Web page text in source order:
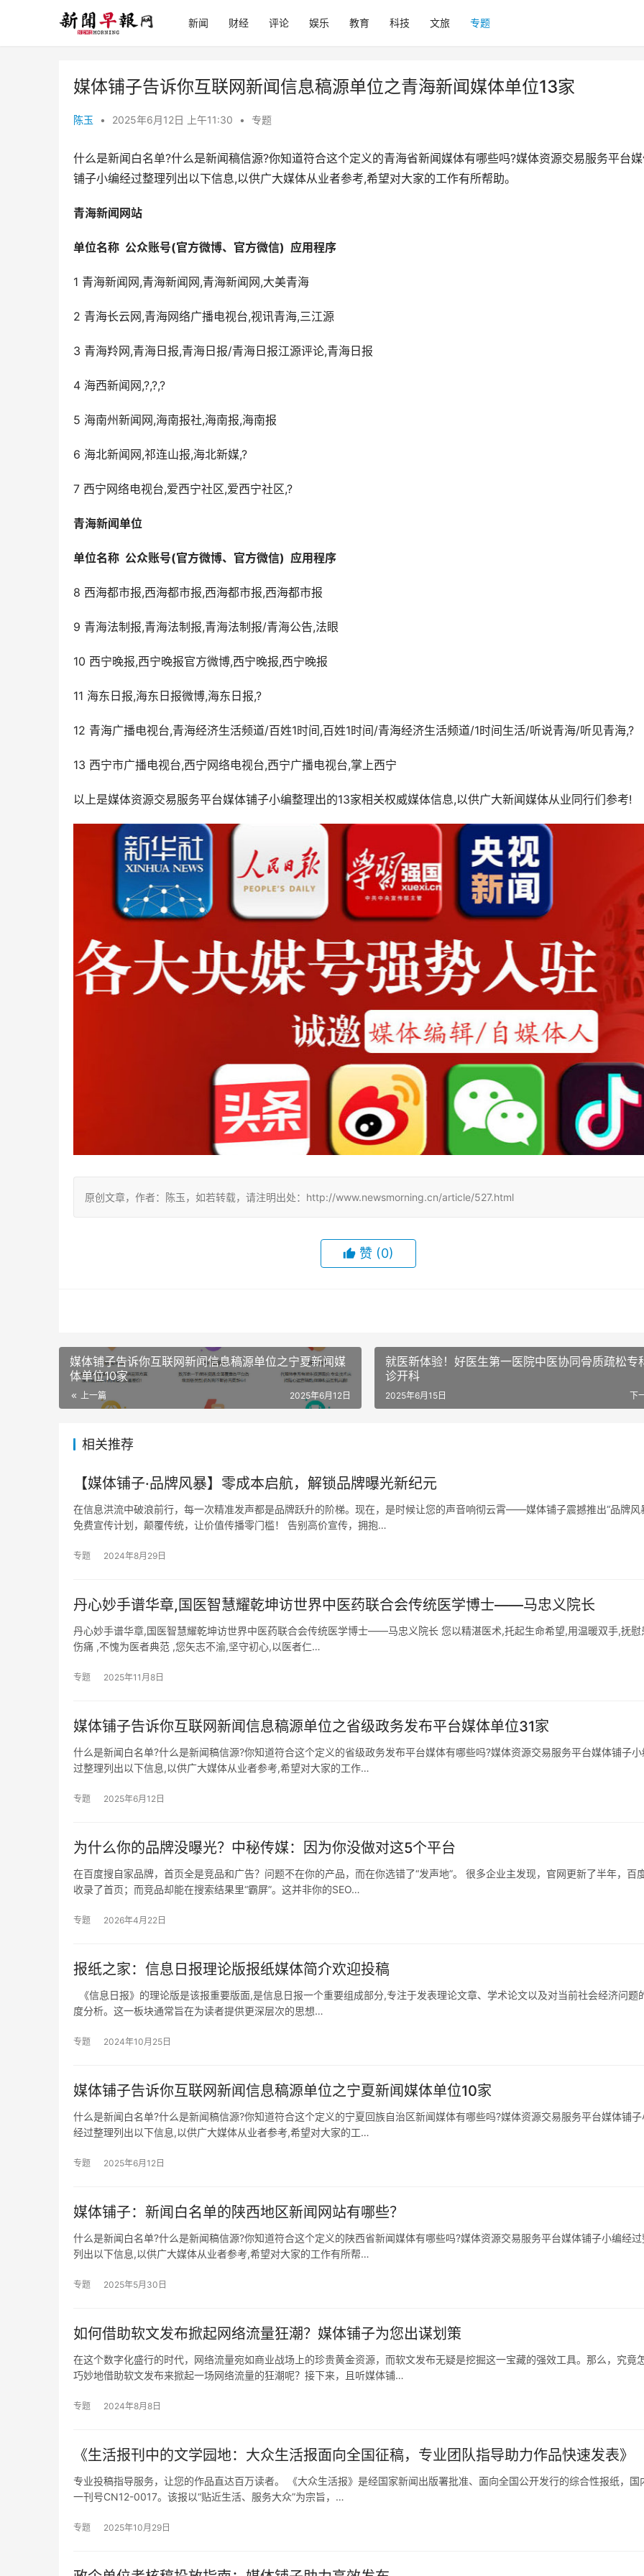
新闻 财经 评论 娱乐 教育 科技 文旅 专题
媒体铺子告诉你互联网新闻信息稿源单位之青海新闻媒体单位13家
陈玉 • 2025年6月12日 上午11:30 • 专题
什么是新闻白名单?什么是新闻稿信源?你知道符合这个定义的青海省新闻媒体有哪些吗?媒体资源交易服务平台
铺子小编经过整理列出以下信息,以供广大媒体从业者参考,希望对大家的工作有所帮助。
青海新闻网站
单位名称  公众账号(官方微博、官方微信)  应用程序
1 青海新闻网,青海新闻网,青海新闻网,大美青海
2 青海长云网,青海网络广播电视台,视讯青海,三江源
3 青海羚网,青海日报,青海日报/青海日报江源评论,青海日报
4 海西新闻网,?,?,?
5 海南州新闻网,海南报社,海南报,海南报
6 海北新闻网,祁连山报,海北新媒,?
7 西宁网络电视台,爱西宁社区,爱西宁社区,?
青海新闻单位
单位名称  公众账号(官方微博、官方微信)  应用程序
8 西海都市报,西海都市报,西海都市报,西海都市报
9 青海法制报,青海法制报,青海法制报/青海公告,法眼
10 西宁晚报,西宁晚报官方微博,西宁晚报,西宁晚报
11 海东日报,海东日报微博,海东日报,?
12 青海广播电视台,青海经济生活频道/百姓1时间,百姓1时间/青海经济生活频道/1时间生活/听说青海/听见青海,?
13 西宁市广播电视台,西宁网络电视台,西宁广播电视台,掌上西宁
以上是媒体资源交易服务平台媒体铺子小编整理出的13家相关权威媒体信息,以供广大新闻媒体从业同行们参考!
原创文章，作者：陈玉，如若转载，请注明出处：http://www.newsmorning.cn/article/527.html
赞 (0)
媒体铺子告诉你互联网新闻信息稿源单位之宁夏新闻媒
体单位10家
上一篇 2025年6月12日
就医新体验！好医生第一医院中医协同骨质疏松专
诊开科
下
2025年6月15日
相关推荐
【媒体铺子·品牌风暴】零成本启航，解锁品牌曝光新纪元
在信息洪流中破浪前行，每一次精准发声都是品牌跃升的阶梯。现在，是时候让您的声音响彻云霄——媒体铺子震撼推出“品牌风
免费宣传计划，颠覆传统，让价值传播零门槛！ 告别高价宣传，拥抱…
专题 2024年8月29日
丹心妙手谱华章,国医智慧耀乾坤访世界中医药联合会传统医学博士——马忠义院长
丹心妙手谱华章,国医智慧耀乾坤访世界中医药联合会传统医学博士——马忠义院长 您以精湛医术,托起生命希望,用温暖双手,抚慰
伤痛 ,不愧为医者典范 ,您矢志不渝,坚守初心,以医者仁…
专题 2025年11月8日
媒体铺子告诉你互联网新闻信息稿源单位之省级政务发布平台媒体单位31家
什么是新闻白名单?什么是新闻稿信源?你知道符合这个定义的省级政务发布平台媒体有哪些吗?媒体资源交易服务平台媒体铺子
过整理列出以下信息,以供广大媒体从业者参考,希望对大家的工作…
专题 2025年6月12日
为什么你的品牌没曝光？中秘传媒：因为你没做对这5个平台
在百度搜自家品牌，首页全是竞品和广告？问题不在你的产品，而在你选错了“发声地”。 很多企业主发现，官网更新了半年，百
收录了首页；而竞品却能在搜索结果里“霸屏”。这并非你的SEO…
专题 2026年4月22日
报纸之家：信息日报理论版报纸媒体简介欢迎投稿
《信息日报》的理论版是该报重要版面,是信息日报一个重要组成部分,专注于发表理论文章、学术论文以及对当前社会经济问题
度分析。这一板块通常旨在为读者提供更深层次的思想…
专题 2024年10月25日
媒体铺子告诉你互联网新闻信息稿源单位之宁夏新闻媒体单位10家
什么是新闻白名单?什么是新闻稿信源?你知道符合这个定义的宁夏回族自治区新闻媒体有哪些吗?媒体资源交易服务平台媒体铺子
经过整理列出以下信息,以供广大媒体从业者参考,希望对大家的工…
专题 2025年6月12日
媒体铺子：新闻白名单的陕西地区新闻网站有哪些？
什么是新闻白名单?什么是新闻稿信源?你知道符合这个定义的陕西省新闻媒体有哪些吗?媒体资源交易服务平台媒体铺子小编经过
列出以下信息,以供广大媒体从业者参考,希望对大家的工作有所帮…
专题 2025年5月30日
如何借助软文发布掀起网络流量狂潮？媒体铺子为您出谋划策
在这个数字化盛行的时代，网络流量宛如商业战场上的珍贵黄金资源，而软文发布无疑是挖掘这一宝藏的强效工具。那么，究竟
巧妙地借助软文发布来掀起一场网络流量的狂潮呢？接下来，且听媒体铺…
专题 2024年8月8日
《生活报刊中的文学园地：大众生活报面向全国征稿，专业团队指导助力作品快速发表》
专业投稿指导服务，让您的作品直达百万读者。 《大众生活报》是经国家新闻出版署批准、面向全国公开发行的综合性报纸，国
一刊号CN12-0017。该报以“贴近生活、服务大众”为宗旨，…
专题 2025年10月29日